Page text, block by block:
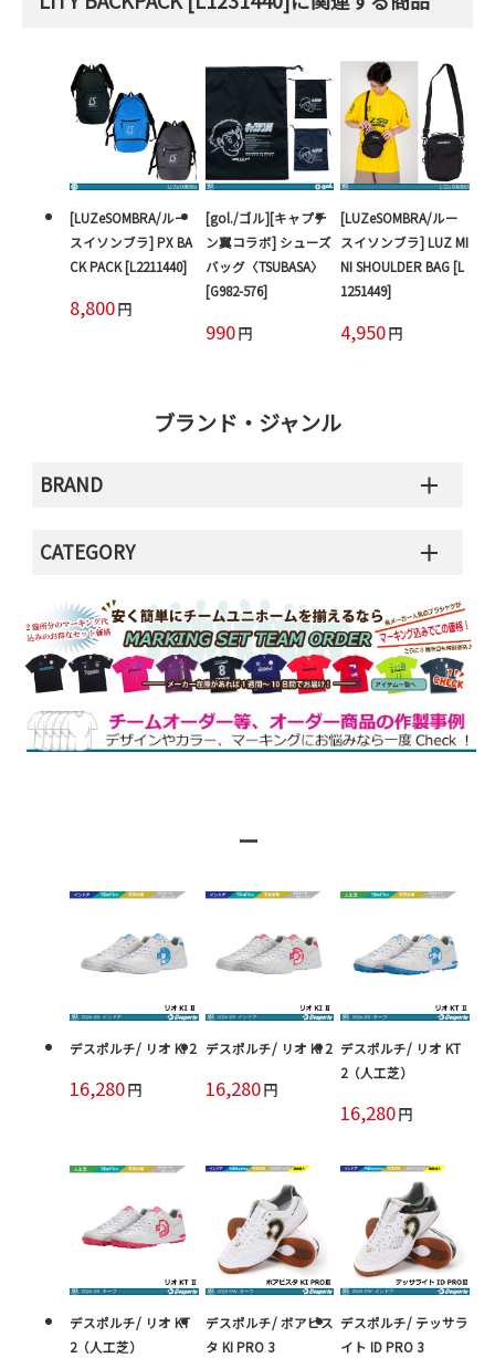
[LUZeSOMBRA/ルー
スイソンブラ] PX BA
CK PACK [L2211440]
8,800円
[gol./ゴル][キャプテ
ン翼コラボ] シューズ
バッグ〈TSUBASA〉
[G982-576]
990円
[LUZeSOMBRA/ルー
スイソンブラ] LUZ MI
NI SHOULDER BAG [L
1251449]
4,950円
ブランド・ジャンル
BRAND
CATEGORY
ー
デスポルチ/ リオ KI 2
16,280円
デスポルチ/ リオ KI 2
16,280円
デスポルチ/ リオ KT
2（人工芝）
16,280円
デスポルチ/ リオ KT
2（人工芝）
デスポルチ/ ボアビス
タ KI PRO 3
デスポルチ/ テッサラ
イト ID PRO 3